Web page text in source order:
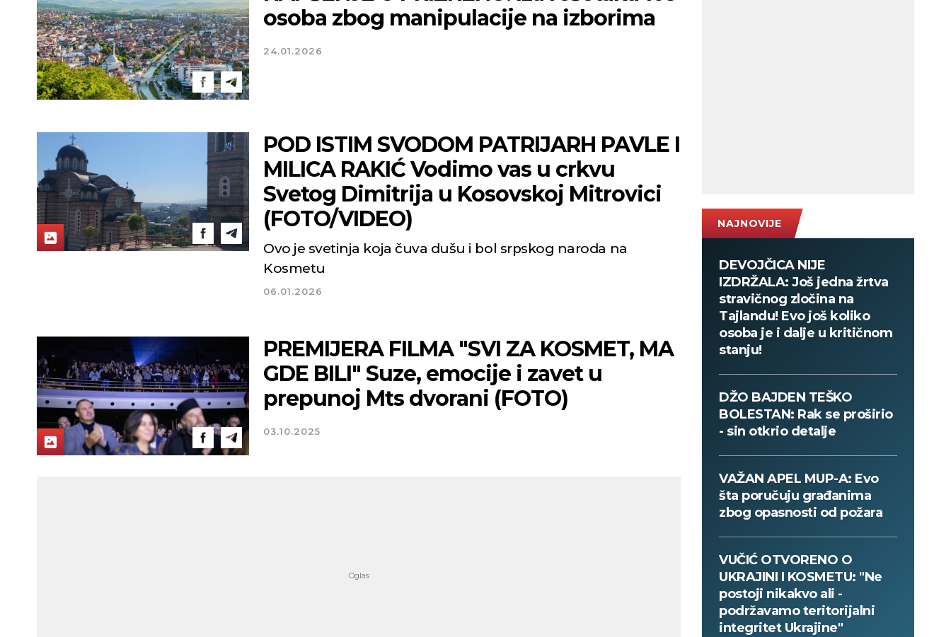
osoba zbog manipulacije na izborima
24.01.2026
POD ISTIM SVODOM PATRIJARH PAVLE I
MILICA RAKIĆ Vodimo vas u crkvu
Svetog Dimitrija u Kosovskoj Mitrovici
(FOTO/VIDEO)
Ovo je svetinja koja čuva dušu i bol srpskog naroda na
Kosmetu
06.01.2026
PREMIJERA FILMA "SVI ZA KOSMET, MA
GDE BILI" Suze, emocije i zavet u
prepunoj Mts dvorani (FOTO)
03.10.2025
NAJNOVIJE
DEVOJČICA NIJE
IZDRŽALA: Još jedna žrtva
stravičnog zločina na
Tajlandu! Evo još koliko
osoba je i dalje u kritičnom
stanju!
DŽO BAJDEN TEŠKO
BOLESTAN: Rak se proširio
- sin otkrio detalje
VAŽAN APEL MUP-A: Evo
šta poručuju građanima
zbog opasnosti od požara
VUČIĆ OTVORENO O
UKRAJINI I KOSMETU: "Ne
postoji nikakvo ali -
podržavamo teritorijalni
integritet Ukrajine"